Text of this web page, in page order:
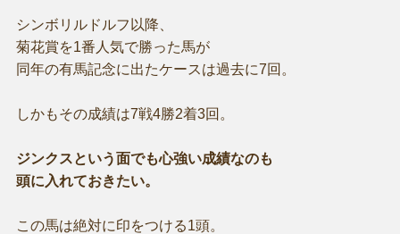
シンボリルドルフ以降、
菊花賞を1番人気で勝った馬が
同年の有馬記念に出たケースは過去に7回。
しかもその成績は7戦4勝2着3回。
ジンクスという面でも心強い成績なのも
頭に入れておきたい。
この馬は絶対に印をつける1頭。